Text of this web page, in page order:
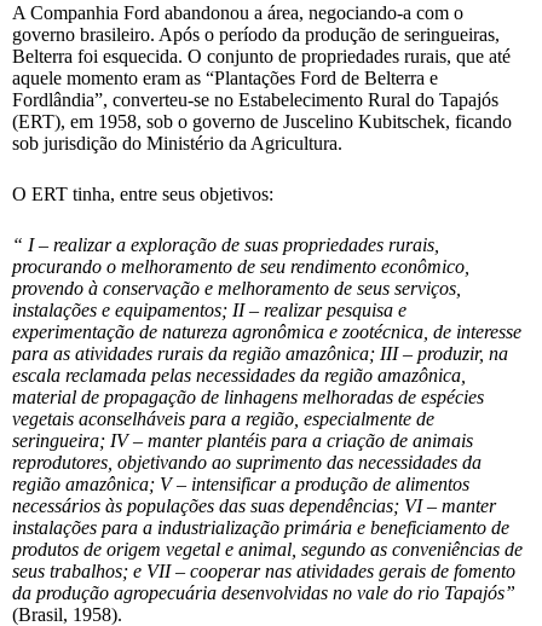
A Companhia Ford abandonou a área, negociando-a com o
governo brasileiro. Após o período da produção de seringueiras,
Belterra foi esquecida. O conjunto de propriedades rurais, que até
aquele momento eram as “Plantações Ford de Belterra e
Fordlândia”, converteu-se no Estabelecimento Rural do Tapajós
(ERT), em 1958, sob o governo de Juscelino Kubitschek, ficando
sob jurisdição do Ministério da Agricultura.
O ERT tinha, entre seus objetivos:
“ I – realizar a exploração de suas propriedades rurais,
procurando o melhoramento de seu rendimento econômico,
provendo à conservação e melhoramento de seus serviços,
instalações e equipamentos; II – realizar pesquisa e
experimentação de natureza agronômica e zootécnica, de interesse
para as atividades rurais da região amazônica; III – produzir, na
escala reclamada pelas necessidades da região amazônica,
material de propagação de linhagens melhoradas de espécies
vegetais aconselháveis para a região, especialmente de
seringueira; IV – manter plantéis para a criação de animais
reprodutores, objetivando ao suprimento das necessidades da
região amazônica; V – intensificar a produção de alimentos
necessários às populações das suas dependências; VI – manter
instalações para a industrialização primária e beneficiamento de
produtos de origem vegetal e animal, segundo as conveniências de
seus trabalhos; e VII – cooperar nas atividades gerais de fomento
da produção agropecuária desenvolvidas no vale do rio Tapajós”
(Brasil, 1958).